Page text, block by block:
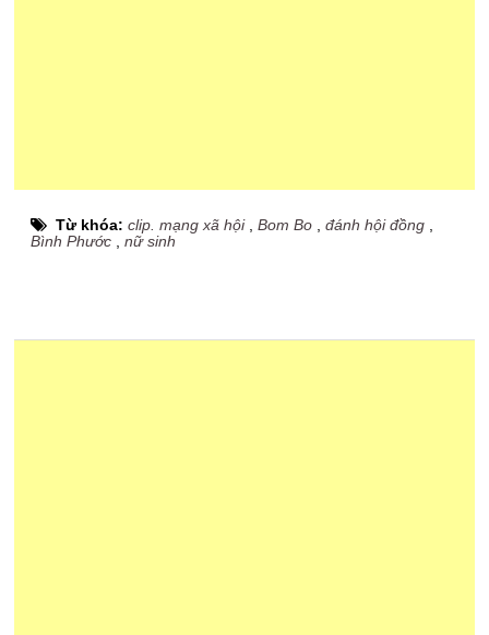
Từ khóa:clip. mạng xã hội,Bom Bo ,đánh hội đồng
Bình Phước ,nữ sinh